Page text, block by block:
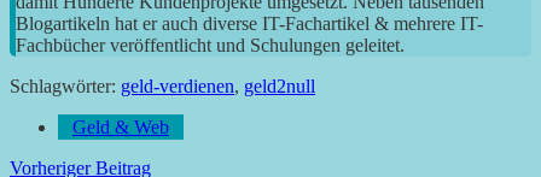
Blogartikeln hat er auch diverse IT-Fachartikel & mehrere IT-
Fachbücher veröffentlicht und Schulungen geleitet.
Schlagwörter: geld-verdienen, geld2null
Geld & Web
Vorheriger Beitrag